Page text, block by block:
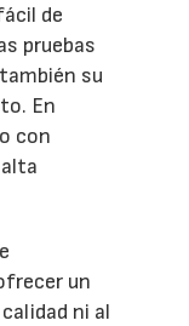
de
pruebas
su
En
con
un
ni al